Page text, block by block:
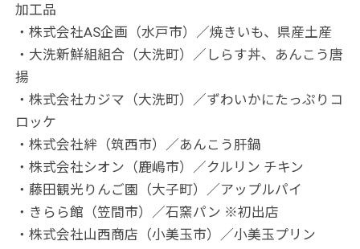
加工品
・株式会社AS企画（水戸市）／焼きいも、県産土産
・大洗新鮮組組合（大洗町）／しらす丼、あんこう唐
揚
・株式会社カジマ（大洗町）／ずわいかにたっぷりコ
ロッケ
・株式会社絆（筑西市）／あんこう肝鍋
・株式会社シオン（鹿嶋市）／クルリン チキン
・藤田観光りんご園（大子町）／アップルパイ
・きらら館（笠間市）／石窯パン ※初出店
・株式会社山西商店（小美玉市）／小美玉プリン